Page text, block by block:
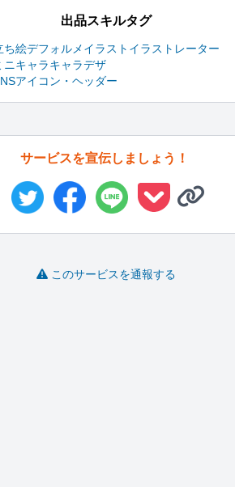
出品スキルタグ
ち絵デフォルメイラスト イラストレーター
ニキャラキャラデザ
アイコン・ヘッダー
サービスを宣伝しましょう！
このサービスを通報する